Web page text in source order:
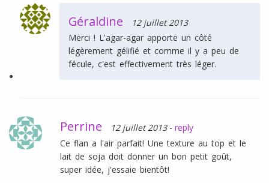
Géraldine
12 juillet 2013
Merci ! L'agar-agar apporte un côté
légèrement gélifié et comme il y a peu de
fécule, c'est effectivement très léger.
Perrine 12 juillet 2013 - reply
Ce flan a l'air parfait! Une texture au top et le
lait de soja doit donner un bon petit goût,
super idée, j'essaie bientôt!